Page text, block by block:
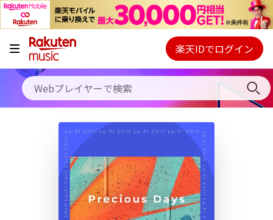
キャンペーン
料金プラン
使い方
初回30日間無料お試し
Webプレイヤー
ご契約内容の確認・変更
楽天IDでログイン